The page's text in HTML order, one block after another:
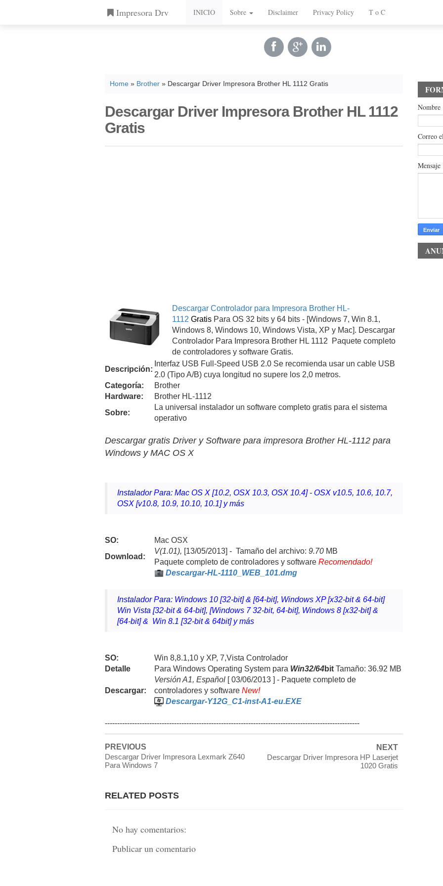
Impresora Drv INICIO Sobre Disclaimer Privacy Policy T o C
Home » Brother » Descargar Driver Impresora Brother HL 1112 Gratis
Descargar Driver Impresora Brother HL 1112
Gratis
Descargar Controlador para Impresora Brother HL-
1112 Gratis Para OS 32 bits y 64 bits - [Windows 7, Win 8.1,
Windows 8, Windows 10, Windows Vista, XP y Mac]. Descargar
Controlador Para Impresora Brother HL 1112 Paquete completo
de controladores y software Gratis.
Descripción:
Interfaz USB Full-Speed USB 2.0 Se recomienda usar un cable USB
2.0 (Tipo A/B) cuya longitud no supere los 2,0 metros.
Categoría:
Brother
Hardware:
Brother HL-1112
Sobre:
La universal instalador un software completo gratis para el sistema
operativo
Descargar gratis Driver y Software para impresora BrotherHL-1112 para
Windows y MAC OS X
Instalador Para: Mac OS X [10.2, OSX 10.3, OSX 10.4] - OSX v10.5, 10.6, 10.7,
OSX [v10.8, 10.9, 10.10, 10.1] y más
SO:
Mac OSX
Download :
V(1.01), [13/05/2013] - Tamaño del archivo: 9.70 MB
Paquete completo de controladores y software Recomendado!
Descargar-HL-1110_WEB_101.dmg
Instalador Para: Windows 10 [32-bit] & [64-bit], Windows XP [x32-bit & 64-bit]
Win Vista [32-bit & 64-bit], [Windows 7 32-bit, 64-bit], Windows 8 [x32-bit] &
[64-bit] & Win 8.1 [32-bit & 64bit] y más
SO: Win 8,8.1,10 y XP, 7,Vista Controlador
Detalle
Para Windows Operating System para Win32/64bit Tamaño: 36.92 MB
Descargar:
Versión A1, Español [ 03/06/2013 ] - Paquete completo de
controladores y software New!
Descargar-Y12G_C1-inst-A1-eu.EXE
-------------------------------------------------------------------------------------------------------
PREVIOUS
Descargar Driver Impresora Lexmark Z640
Para Windows 7
NEXT
Descargar Driver Impresora HP Laserjet
1020 Gratis
RELATED POSTS
No hay comentarios:
Publicar un comentario
Nombre
Correo
Mensaje